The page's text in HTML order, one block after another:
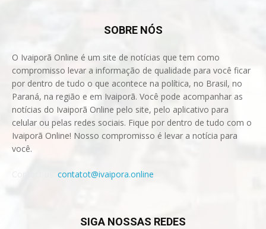
SOBRE NÓS
O Ivaiporã Online é um site de notícias que tem como
compromisso levar a informação de qualidade para você ficar
por dentro de tudo o que acontece na política, no Brasil, no
Paraná, na região e em Ivaiporã. Você pode acompanhar as
notícias do Ivaiporã Online pelo site, pelo aplicativo para
celular ou pelas redes sociais. Fique por dentro de tudo com o
Ivaiporã Online! Nosso compromisso é levar a notícia para
você.
contatot@ivaipora.online
SIGA NOSSAS REDES